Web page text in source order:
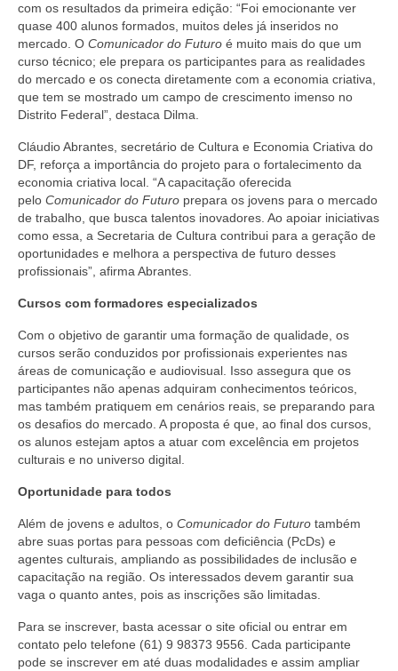
com os resultados da primeira edição: “Foi emocionante ver
quase 400 alunos formados, muitos deles já inseridos no
mercado. O Comunicador do Futuro é muito mais do que um
curso técnico; ele prepara os participantes para as realidades
do mercado e os conecta diretamente com a economia criativa,
que tem se mostrado um campo de crescimento imenso no
Distrito Federal”, destaca Dilma.
Cláudio Abrantes, secretário de Cultura e Economia Criativa do
DF, reforça a importância do projeto para o fortalecimento da
economia criativa local. “A capacitação oferecida
pelo Comunicador do Futuro prepara os jovens para o mercado
de trabalho, que busca talentos inovadores. Ao apoiar iniciativas
como essa, a Secretaria de Cultura contribui para a geração de
oportunidades e melhora a perspectiva de futuro desses
profissionais”, afirma Abrantes.
Cursos com formadores especializados
Com o objetivo de garantir uma formação de qualidade, os
cursos serão conduzidos por profissionais experientes nas
áreas de comunicação e audiovisual. Isso assegura que os
participantes não apenas adquiram conhecimentos teóricos,
mas também pratiquem em cenários reais, se preparando para
os desafios do mercado. A proposta é que, ao final dos cursos,
os alunos estejam aptos a atuar com excelência em projetos
culturais e no universo digital.
Oportunidade para todos
Além de jovens e adultos, o Comunicador do Futuro também
abre suas portas para pessoas com deficiência (PcDs) e
agentes culturais, ampliando as possibilidades de inclusão e
capacitação na região. Os interessados devem garantir sua
vaga o quanto antes, pois as inscrições são limitadas.
Para se inscrever, basta acessar o site oficial ou entrar em
contato pelo telefone (61) 9 98373 9556. Cada participante
pode se inscrever em até duas modalidades e assim ampliar